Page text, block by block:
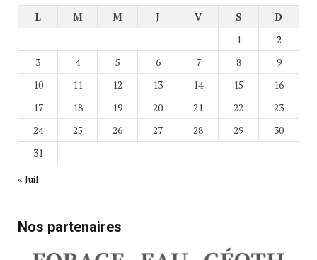
L
M M J V S
D
1
2
3
4 5 6 7 8
9
10
11 12 13 14 15
16
17
18 19 20 21 22
23
24
25 26 27 28 29
30
31
« Juil
Nos partenaires